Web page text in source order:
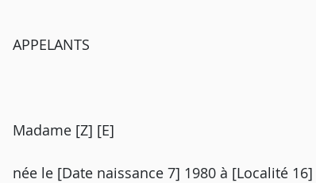
APPELANTS
Madame [Z] [E]
née le [Date naissance 7] 1980 à [Localité 16]